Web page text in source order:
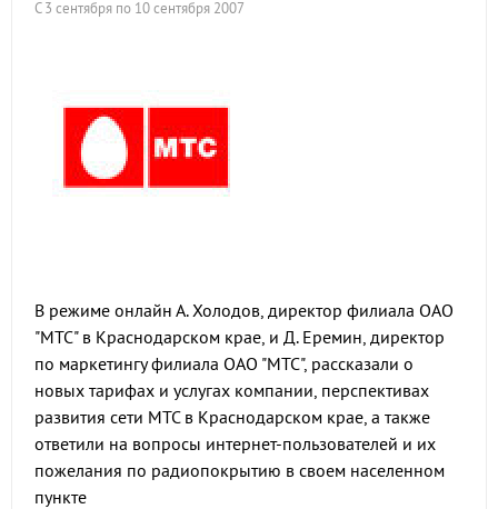
С 3 сентября по 10 сентября 2007
В режиме онлайн А. Холодов, директор филиала ОАО
"МТС" в Краснодарском крае, и Д. Еремин, директор
по маркетингу филиала ОАО "МТС", рассказали о
новых тарифах и услугах компании, перспективах
развития сети МТС в Краснодарском крае, а также
ответили на вопросы интернет-пользователей и их
пожелания по радиопокрытию в своем населенном
пункте